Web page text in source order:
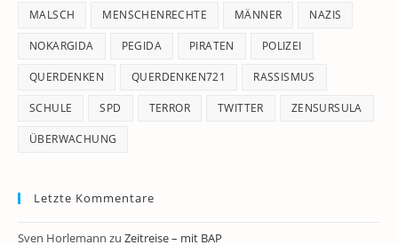
MALSCH MENSCHENRECHTE MÄNNER NAZIS
NOKARGIDA PEGIDA PIRATEN POLIZEI
QUERDENKEN QUERDENKEN721 RASSISMUS
SCHULE SPD TERROR TWITTER ZENSURSULA
ÜBERWACHUNG
Letzte Kommentare
Sven Horlemann zu Zeitreise – mit BAP